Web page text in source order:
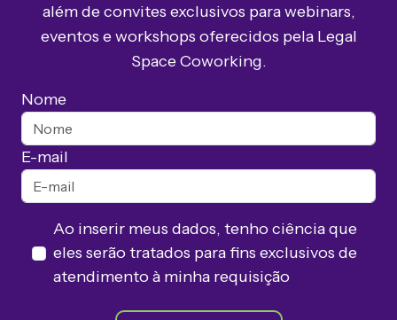
além de convites exclusivos para webinars,
eventos e workshops oferecidos pela Legal
Space Coworking.
Nome
E-mail
Ao inserir meus dados, tenho ciência que
eles serão tratados para fins exclusivos de
atendimento à minha requisição